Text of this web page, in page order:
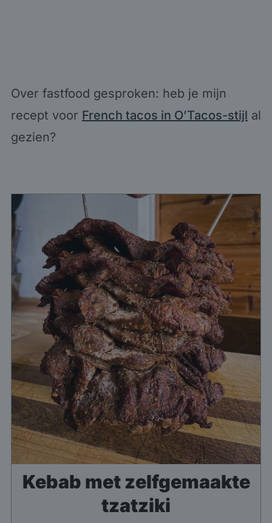
Over fastfood gesproken: heb je mijn
recept voor French tacos in O’Tacos-stijl al
gezien?
Kebab met zelfgemaakte
tzatziki